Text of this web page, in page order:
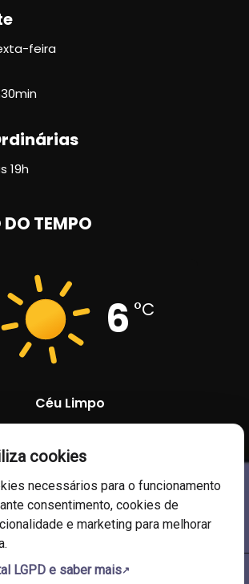
feira
19h
TEMPO
6 °C
Céu Limpo
1020 mb
cookies
necessários para o funcionamento
consentimento, cookies de
e marketing para melhorar
LGPD e saber mais